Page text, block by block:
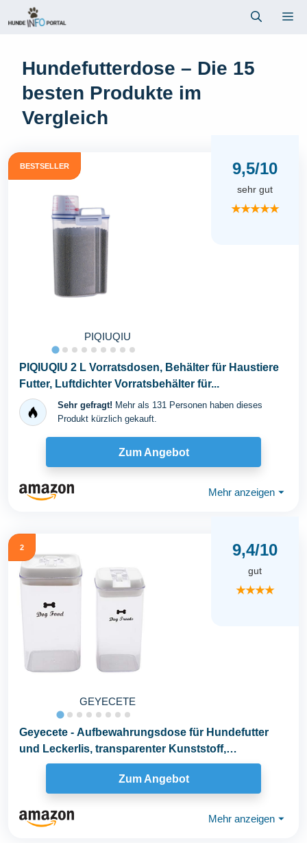
Inhalt
Hundefutterdose – Die 15
besten Produkte im
Vergleich
BESTSELLER
PIQIUQIU
9,5/10
sehr gut
★★★★★
PIQIUQIU 2 L Vorratsdosen, Behälter für Haustiere
Futter, Luftdichter Vorratsbehälter für...
Sehr gefragt! Mehr als 131 Personen haben dieses
Produkt kürzlich gekauft.
Zum Angebot
Mehr anzeigen ⏷
2
GEYECETE
9,4/10
gut
★★★★
Geyecete - Aufbewahrungsdose für Hundefutter
und Leckerlis, transparenter Kunststoff,
Vorratsdose...
Zum Angebot
Mehr anzeigen ⏷